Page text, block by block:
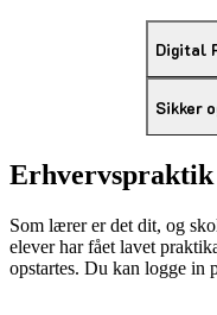
Digital
Sikker
Erhvervspraktik
Som lærer er det dit, og
elever har fået lavet
opstartes. Du kan logge in